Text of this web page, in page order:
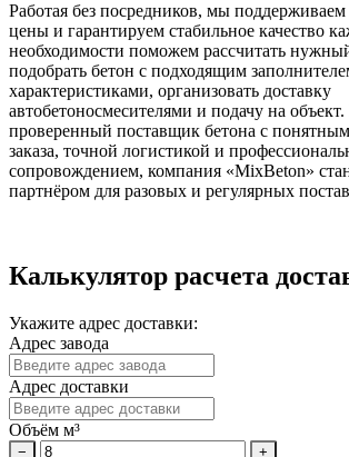
Работая без посредников, мы
цены и гарантируем стабильное качество
необходимости поможем рассчитать
подобрать бетон с подходящим
характеристиками, организовать доставку
автобетоносмесителями и подачу на
проверенный поставщик бетона с
заказа, точной логистикой и
сопровождением, компания «MixBeton»
партнёром для разовых и регулярных
Калькулятор расчета
Укажите адрес доставки:
Адрес завода
Адрес доставки
Объём м³
− +